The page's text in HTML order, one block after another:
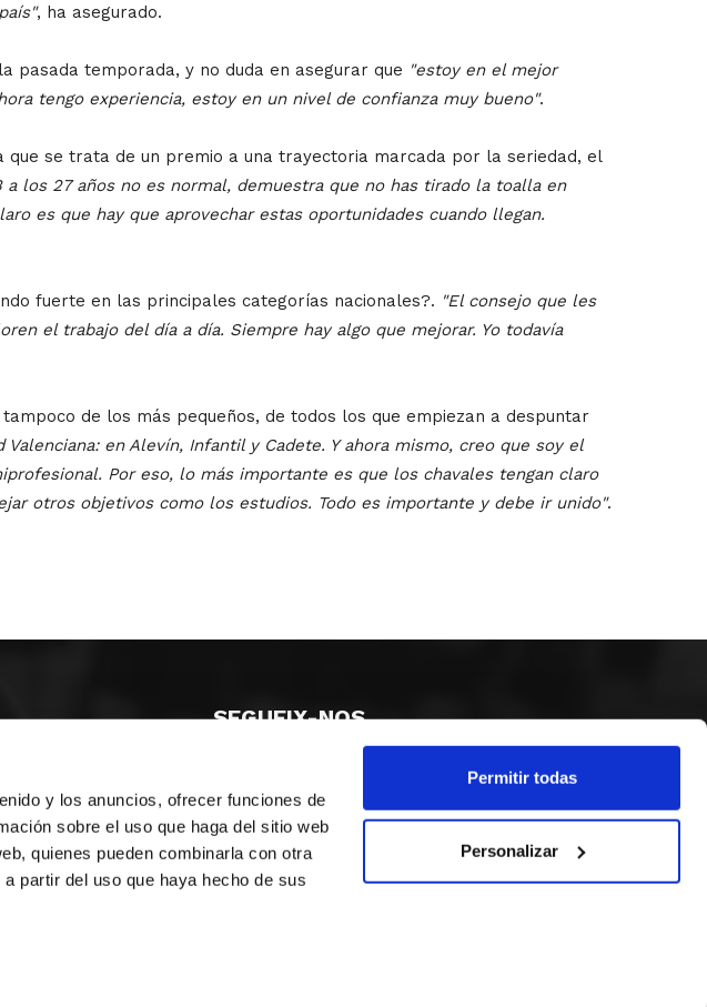
y los anuncios, ofrecer funciones de
sobre el uso que haga del sitio web
quienes pueden combinarla con otra
partir del uso que haya hecho de sus
Permitir todas
Personalizar
, ha asegurado.
pasada temporada, y no duda en asegurar que "estoy en el mejor
tengo experiencia, estoy en un nivel de confianza muy bueno".
se trata de un premio a una trayectoria marcada por la seriedad, el
los 27 años no es normal, demuestra que no has tirado la toalla en
es que hay que aprovechar estas oportunidades cuando llegan.
fuerte en las principales categorías nacionales?. "El consejo que les
el trabajo del día a día. Siempre hay algo que mejorar. Yo todavía
de los más pequeños, de todos los que empiezan a despuntar
en Alevín, Infantil y Cadete. Y ahora mismo, creo que soy el
Por eso, lo más importante es que los chavales tengan claro
otros objetivos como los estudios. Todo es importante y debe ir unido".
SEGUEIX-NOS